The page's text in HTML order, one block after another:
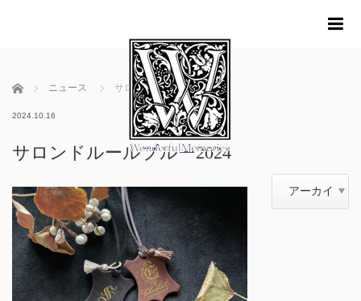
ホーム ニュース サロンドルールブルー2024
2024.10.16
サロンドルールブルー2024